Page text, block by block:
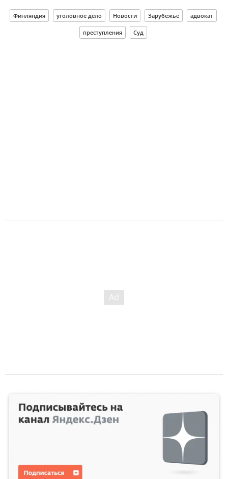
Финляндия уголовное дело Новости Зарубежье адвокат
преступления Суд